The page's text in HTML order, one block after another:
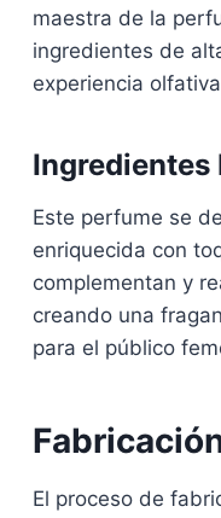
maestra de la
ingredientes de
experiencia
Ingredientes
Este perfume se
enriquecida con
complementan y
creando una
para el público
El proceso de